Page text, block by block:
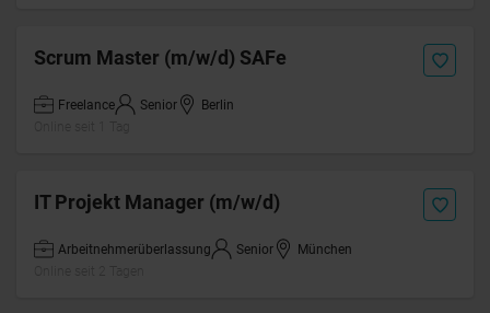
Scrum Master (m/w/d) SAFe
Freelance Senior
Berlin
IT Projekt Manager (m/w/d)
Arbeitnehmerüberlassung Senior
München